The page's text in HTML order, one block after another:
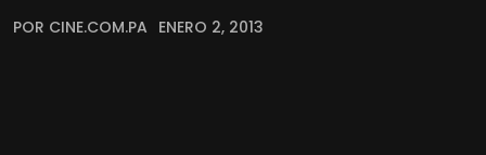
POR CINE.COM.PA ENERO 2, 2013